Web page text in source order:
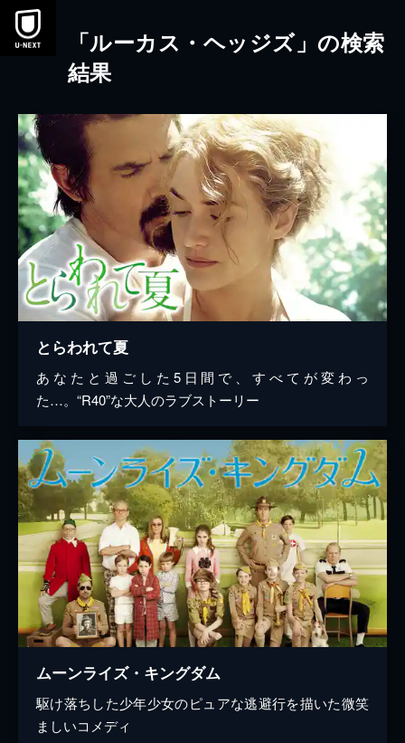
本文へスキップ
「ルーカス・ヘッジズ」の検索
結果
とらわれて夏
あなたと過ごした5日間で、すべてが変わっ
た…。“R40”な大人のラブストーリー
ムーンライズ・キングダム
駆け落ちした少年少女のピュアな逃避行を描いた微笑
ましいコメディ